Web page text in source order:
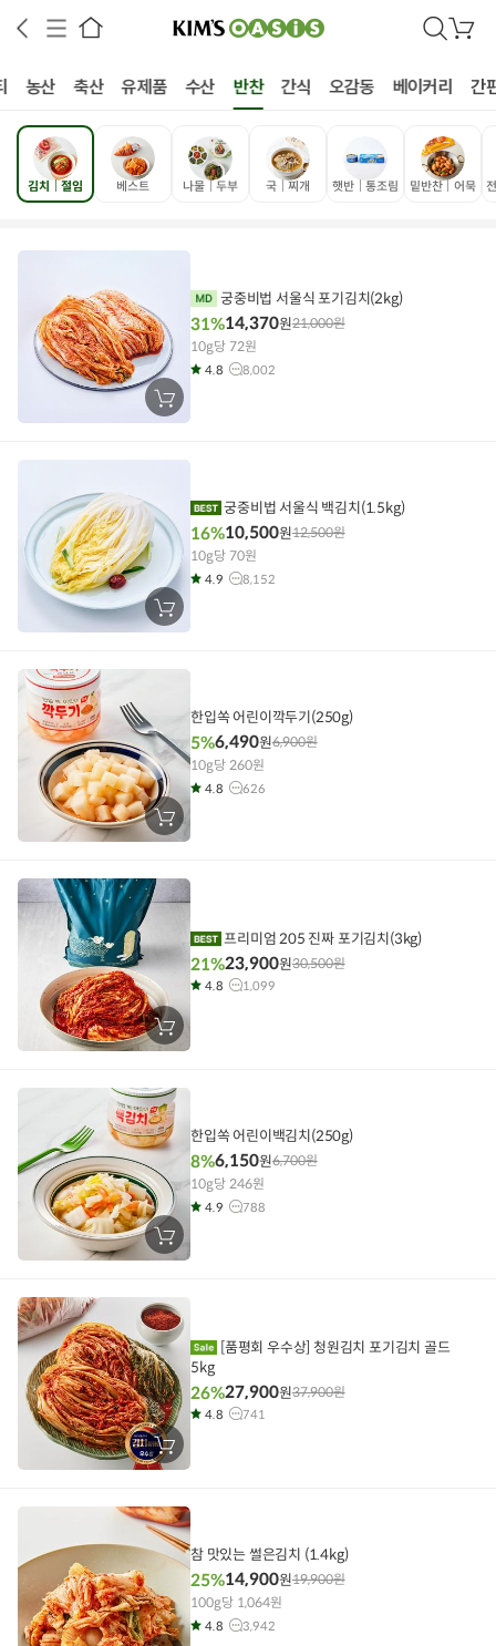
구
니
농산 축산 유제품 수산 반찬 간식 오감동 베이커리 간
베스트 나물│두부
김치│절임 국│찌개 햇반│통조림 밑반찬│어묵
장
바
궁중비법 서울식 포기김치(2kg)
31%14,370원21,000원
10g당 72원
4.8 8,002
장
바
에
궁중비법 서울식 백김치(1.5kg)
16%10,500원12,500원
10g당 70원
4.9 8,152
장
바
에
담
기
한입쏙 어린이깍두기(250g)
5%6,490원6,900원
10g당 260원
4.8 626
장
바
에
담
기
프리미엄 205 진짜 포기김치(3kg)
21%23,900원30,500원
4.8 1,099
장
바
에
담
기
한입쏙 어린이백김치(250g)
8%6,150원6,700원
10g당 246원
4.9 788
장
바
에
담
기
5kg
26%27,900원37,900원
4.8 741
참 맛있는 썰은김치 (1.4kg)
25%14,900원19,900원
100g당 1,064원
4.8 3,942